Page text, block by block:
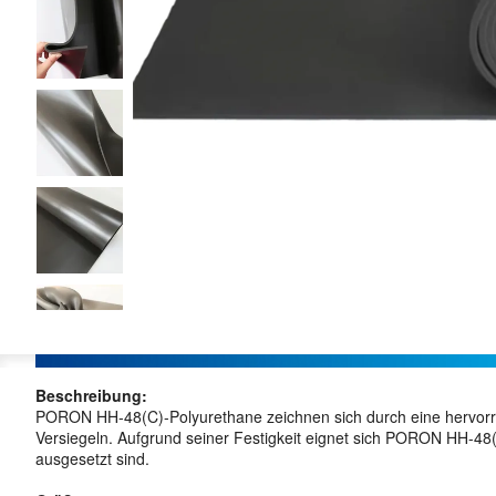
Beschreibung:
PORON HH-48(C)-Polyurethane zeichnen sich durch eine
Versiegeln. Aufgrund seiner Festigkeit eignet sich PORON HH-
ausgesetzt sind.